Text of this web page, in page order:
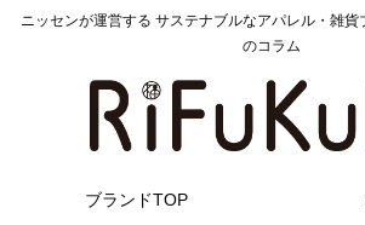
ニッセンが運営する サステナブルなアパレル・雑貨
のコラム
ブランドTOP